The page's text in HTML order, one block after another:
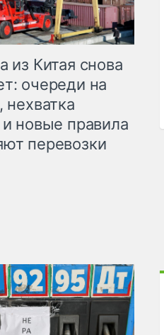
из Китая снова
очереди на
нехватка
новые правила
перевозки